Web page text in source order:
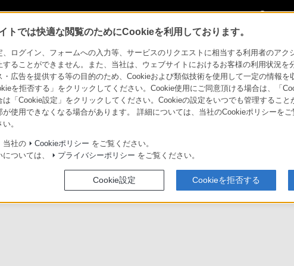
イ（Spatial Reality Display） サイトマップ
（Spatial Reality Display）
トでは快適な閲覧のためにCookieを利用しております。
、ログイン、フォームへの入力等、サービスのリクエストに相当する利用者のア
することができません。また、当社は、ウェブサイトにおけるお客様の利用状況
・広告を提供する等の目的のため、Cookieおよび類似技術を使用して一定の情報
を拒否する」をクリックしてください。Cookie使用にご同意頂ける場合は、「
は「Cookie設定」をクリックしてください。Cookieの設定をいつでも管理するこ
が使用できなくなる場合があります。 詳細については、当社のCookieポリシーを
。
当社の Cookieポリシー をご覧ください。
ついては、
プライバシーポリシー をご覧ください。
Cookie設定 Cookieを拒否する